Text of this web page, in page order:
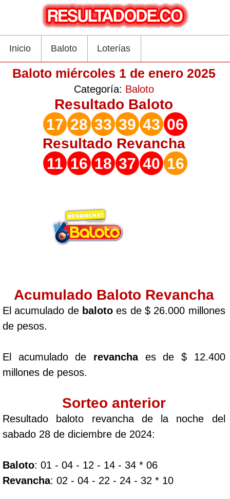
Inicio Baloto Loterías
Baloto miércoles 1 de enero 2025
Categoría: Baloto
Resultado Baloto
17 28 33 39 43 06
Resultado Revancha
11 16 18 37 40 16
Acumulado Baloto Revancha
El acumulado de balotoes de $ 26.000 millones
de pesos.
El acumulado de revanchaes de $ 12.400
millones de pesos.
Sorteo anterior
Resultado baloto revancha de la noche del
sabado 28 de diciembre de 2024:
Baloto: 01 - 04 - 12 - 14 - 34 * 06
Revancha: 02 - 04 - 22 - 24 - 32 * 10